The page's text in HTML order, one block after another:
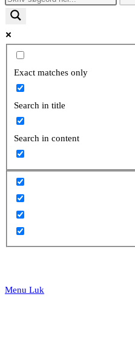
search
Exact matches only
Search in title
Search in content
Menu Luk